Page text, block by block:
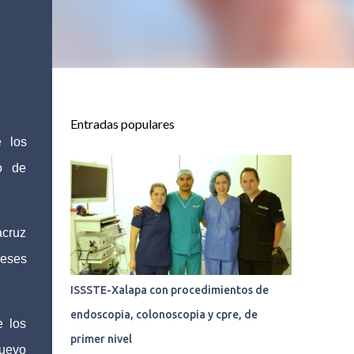
los
de
los
Entradas populares
ISSSTE-Xalapa con procedimientos de
endoscopia, colonoscopia y cpre, de
primer nivel